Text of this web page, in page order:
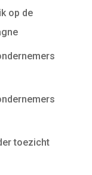
op de
toezicht